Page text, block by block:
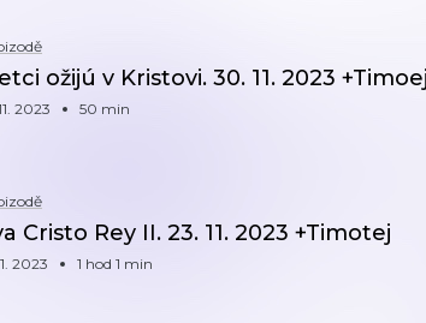
ožijú v Kristovi. 30. 11. 2023
2023 50 min
Cristo Rey II. 23. 11. 2023 +Timotej
2023 1 hod 1 min